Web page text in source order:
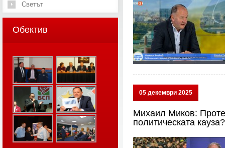
05 декември 2025
Михаил Миков:
политическата кауза?
Светът
Обектив